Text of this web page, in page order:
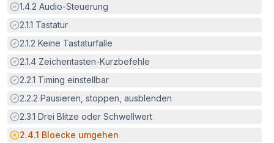
Erfüllt:
1.4.2 Audio-Steuerung
Erfüllt:
2.1.1 Tastatur
Erfüllt:
2.1.2 Keine Tastaturfalle
Erfüllt:
2.1.4 Zeichentasten-Kurzbefehle
Erfüllt:
2.2.1 Timing einstellbar
Erfüllt:
2.2.2 Pausieren, stoppen, ausblenden
Erfüllt:
2.3.1 Drei Blitze oder Schwellwert
Potenzielle Barriere:
2.4.1 Bloecke umgehen